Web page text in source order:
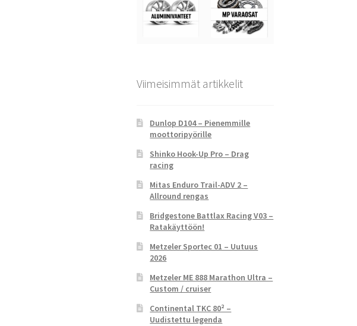
Viimeisimmät artikkelit
Dunlop D104 – Pienemmille
moottoripyörille
Shinko Hook-Up Pro – Drag
racing
Mitas Enduro Trail-ADV 2 –
Allround rengas
Bridgestone Battlax Racing V03 –
Ratakäyttöön!
Metzeler Sportec 01 – Uutuus
2026
Metzeler ME 888 Marathon Ultra –
Custom / cruiser
Continental TKC 80² –
Uudistettu legenda